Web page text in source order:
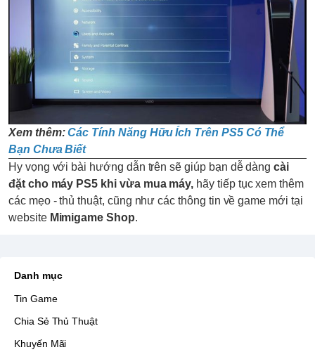
Xem thêm: Các Tính Năng Hữu Ích Trên PS5 Có Thể
Bạn Chưa Biết
Hy vọng với bài hướng dẫn trên sẽ giúp bạn dễ dàng cài
đặt cho máy PS5 khi vừa mua máy, hãy tiếp tục xem thêm
các mẹo - thủ thuật, cũng như các thông tin về game mới tại
website Mimigame Shop.
Danh mục
Tin Game
Chia Sẻ Thủ Thuật
Khuyến Mãi